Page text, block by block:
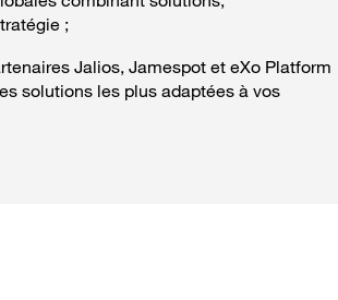
;
Jalios, Jamespot et eXo Platform
solutions les plus adaptées à vos